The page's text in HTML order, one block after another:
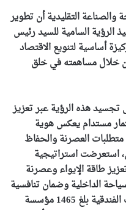
والصناعة التقليدية أن تطوير
الرؤية السامية للسيد رئيس
أساسية لتنويع الاقتصاد
خلال مساهمته في خلق
هذه الرؤية عبر تعزيز
مستدام يعكس هوية
متطلبات العصرنة والحفاظ
استعرضت استراتيجية
طاقة الإيواء وعصرنة
الداخلية وضمان تنافسية
الأسعار، مشيرة إلى أن عدد المؤسسات الفندقية بلغ 1465 مؤسسة